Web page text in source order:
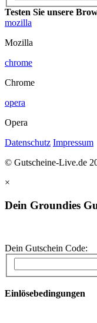
Testen Sie unsere
mozilla
Mozilla
chrome
Chrome
opera
Opera
Datenschutz Impressum
© Gutscheine-Live.de
×
Dein Groundies
Dein Gutschein Code:
Einlösebedingungen